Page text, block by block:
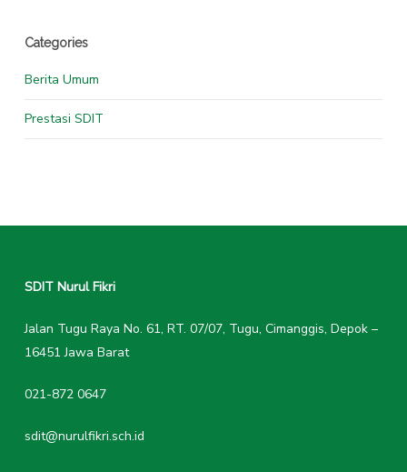
Categories
Berita Umum
Prestasi SDIT
SDIT Nurul Fikri
Jalan Tugu Raya No. 61, RT. 07/07, Tugu, Cimanggis, Depok –
16451 Jawa Barat
021-872 0647
sdit@nurulfikri.sch.id